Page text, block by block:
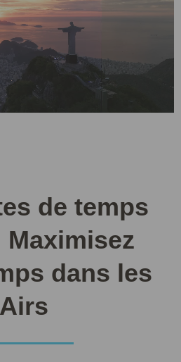
de temps
Maximisez
dans les
Airs